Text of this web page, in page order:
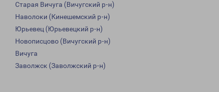
Старая Вичуга (Вичугский р-н)
Наволоки (Кинешемский р-н)
Юрьевец (Юрьевецкий р-н)
Новописцово (Вичугский р-н)
Вичуга
Заволжск (Заволжский р-н)